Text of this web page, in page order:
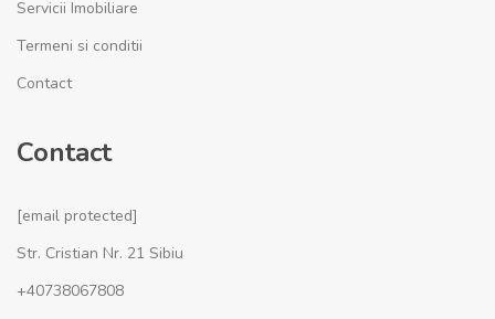
Servicii Imobiliare
Termeni si conditii
Contact
Contact
[email protected]
Str. Cristian Nr. 21 Sibiu
+40738067808